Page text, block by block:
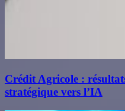
Crédit Agricole :
stratégique vers l’IA